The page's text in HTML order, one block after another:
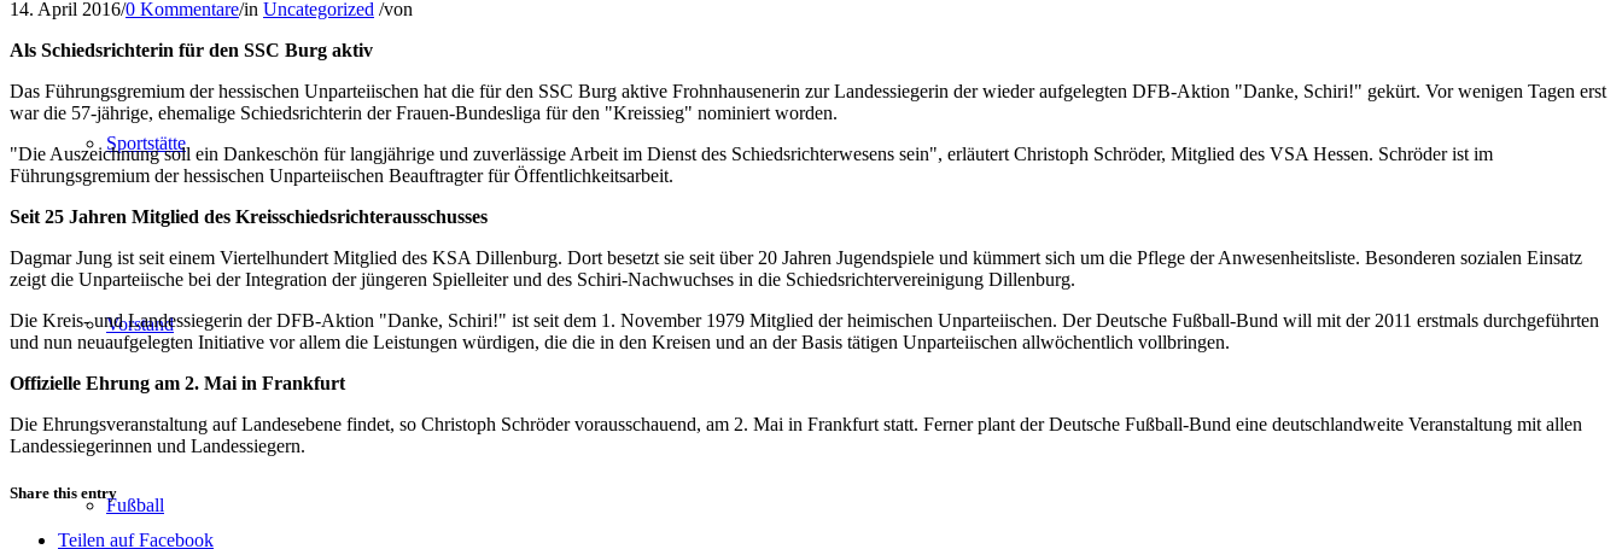
Sportstätte
Vorstand
Fußball
14. April 2016/0 Kommentare/in Uncategorized /von
Als Schiedsrichterin für den SSC Burg aktiv
Das Führungsgremium der hessischen Unparteiischen hat die für den SSC Burg aktive Frohnhausenerin zur Landessiegerin der wieder aufgelegten DFB-Aktion "Danke, Schiri!" gekürt. Vor wenigen Tagen erst
war die 57-jährige, ehemalige Schiedsrichterin der Frauen-Bundesliga für den "Kreissieg" nominiert worden.
"Die Auszeichnung soll ein Dankeschön für langjährige und zuverlässige Arbeit im Dienst des Schiedsrichterwesens sein", erläutert Christoph Schröder, Mitglied des VSA Hessen. Schröder ist im
Führungsgremium der hessischen Unparteiischen Beauftragter für Öffentlichkeitsarbeit.
Seit 25 Jahren Mitglied des Kreisschiedsrichterausschusses
Dagmar Jung ist seit einem Viertelhundert Mitglied des KSA Dillenburg. Dort besetzt sie seit über 20 Jahren Jugendspiele und kümmert sich um die Pflege der Anwesenheitsliste. Besonderen sozialen Einsatz
zeigt die Unparteiische bei der Integration der jüngeren Spielleiter und des Schiri-Nachwuchses in die Schiedsrichtervereinigung Dillenburg.
Die Kreis- und Landessiegerin der DFB-Aktion "Danke, Schiri!" ist seit dem 1. November 1979 Mitglied der heimischen Unparteiischen. Der Deutsche Fußball-Bund will mit der 2011 erstmals durchgeführten
und nun neuaufgelegten Initiative vor allem die Leistungen würdigen, die die in den Kreisen und an der Basis tätigen Unparteiischen allwöchentlich vollbringen.
Offizielle Ehrung am 2. Mai in Frankfurt
Die Ehrungsveranstaltung auf Landesebene findet, so Christoph Schröder vorausschauend, am 2. Mai in Frankfurt statt. Ferner plant der Deutsche Fußball-Bund eine deutschlandweite Veranstaltung mit allen
Landessiegerinnen und Landessiegern.
Share this entry
Teilen auf Facebook